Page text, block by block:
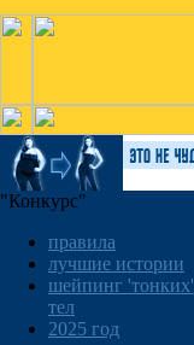
"Конкурс"
правила
лучшие истории
шейпинг 'тонких'
тел
2025 год